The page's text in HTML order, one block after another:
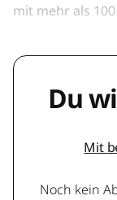
mit mehr als
Du
Mit
Noch kein